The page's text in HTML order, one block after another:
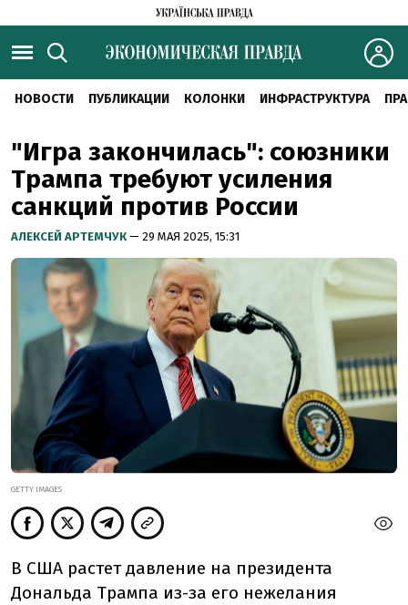
НОВОСТИ ПУБЛИКАЦИИ КОЛОНКИ ИНФРАСТРУКТУРА
"Игра закончилась": союзники
Трампа требуют усиления
санкций против России
АЛЕКСЕЙ АРТЕМЧУК — 29 МАЯ 2025, 15:31
GETTY IMAGES
В США растет давление на президента
Дональда Трампа из-за его нежелания